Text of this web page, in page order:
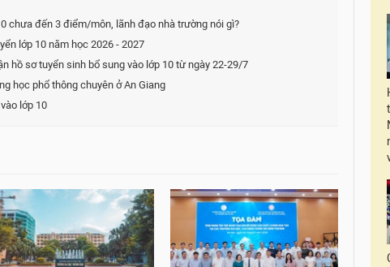
chưa đến 3 điểm/môn, lãnh đạo nhà trường nói gì?
lớp 10 năm học 2026 - 2027
hồ sơ tuyển sinh bổ sung vào lớp 10 từ ngày 22-29/7
học phổ thông chuyên ở An Giang
lớp 10